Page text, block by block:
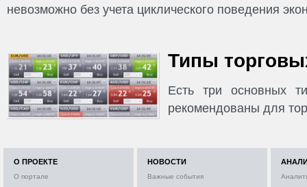
невозможно без учета циклического поведения
Типы
Есть три основных
рекомендованы для
О ПРОЕКТЕ
О портале
НОВОСТИ
Важные события